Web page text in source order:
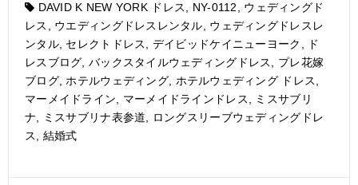
DAVID K NEW YORK ドレス, NY-0112, ウェディングド
レス , ウエディングドレスレンタル, ウェディングドレスレ
ンタル, セレクトドレス, デイビッドケイニューヨーク ,
ド
レスブログ, バックスタイルウェディングドレス, プレ花嫁
ブログ,ホテルウェディング, ホテルウェディング ドレス,
マーメイドライン, マーメイドラインドレス, ミスサブリ
ナ, ミスサブリナ表参道, ロングスリーブウェディングドレ
ス, 結婚式